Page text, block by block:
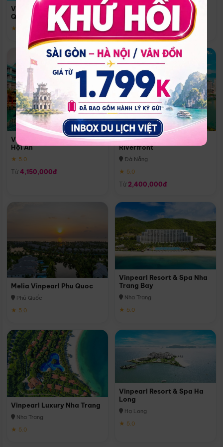
Vinpearl Resort & Spa Phu
Quoc
★ 5.0
Quoc
Phú Quốc
★ 5.0
Vinpearl Resort & Golf Nam
Hội An
★ 5.0
Từ 4,150,000đ
Melia Vinpearl Danang
Riverfront
Đà Nẵng
★ 5.0
Từ 2,400,000đ
Melia Vinpearl Phu Quoc
Phú Quốc
★ 5.0
Vinpearl Resort & Spa Nha
Trang Bay
Nha Trang
★ 5.0
Vinpearl Luxury Nha Trang
Nha Trang
★ 5.0
Vinpearl Resort & Spa Ha
Long
Hạ Long
★ 5.0